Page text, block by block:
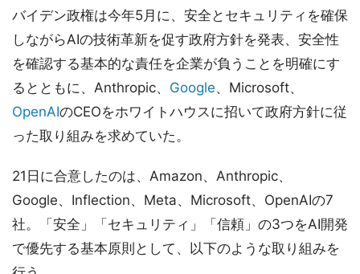
バイデン政権は今年5月に、安全とセキュリティを確保
しながらAIの技術革新を促す政府方針を発表、安全性
を確認する基本的な責任を企業が負うことを明確にす
るとともに、Anthropic、 Google、Microsoft、
OpenAIのCEOをホワイトハウスに招いて政府方針に従
った取り組みを求めていた。
21日に合意したのは、Amazon、Anthropic、
Google、Inflection、Meta、Microsoft、OpenAIの7
社。「安全」「セキュリティ」「信頼」の3つをAI開発
で優先する基本原則として、以下のような取り組みを